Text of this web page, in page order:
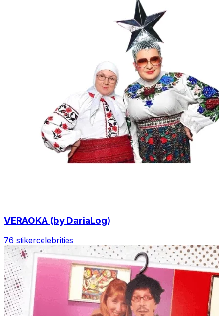
VERAOKA (by DariaLog)
76 stikercelebrities